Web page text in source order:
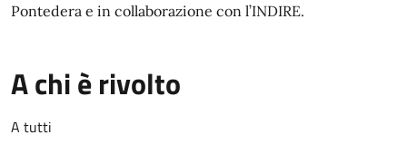
Pontedera e in collaborazione con l’INDIRE.
A chi è rivolto
A tutti